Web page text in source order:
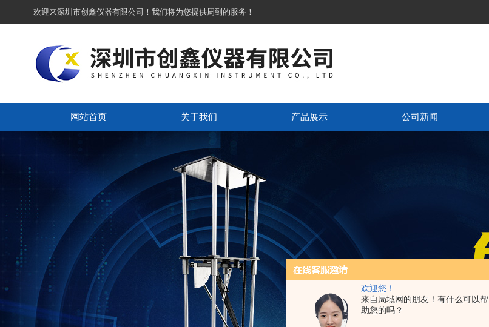
欢迎您！
来自局域网的朋友！有什么可以帮
助您的吗？
欢迎来深圳市创鑫仪器有限公司！我们将为您提供周到的服务！
网站首页 关于我们 产品展示 公司新闻